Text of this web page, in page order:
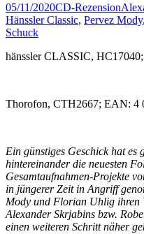
05/11/2020CD-Rezension
Hänssler Classic, Pervez Mody,
Schuck
hänssler CLASSIC,
Thorofon, CTH2667; EAN: 4
Ein günstiges Geschick hat es
hintereinander die neuesten
Gesamtaufnahmen-Projekte
in jüngerer Zeit in Angriff
Mody und Florian Uhlig ihren
Alexander Skrjabins bzw.
einen weiteren Schritt näher